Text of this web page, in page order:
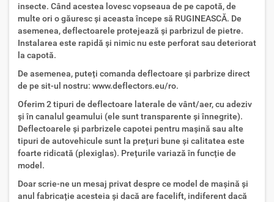
insecte. Când acestea lovesc vopseaua de pe capotă, de
multe ori o găuresc și aceasta începe să RUGINEASCĂ. De
asemenea, deflectoarele protejează și parbrizul de pietre.
Instalarea este rapidă și nimic nu este perforat sau deteriorat
la capotă.
De asemenea, puteți comanda deflectoare și parbrize direct
de pe sit-ul nostru: www.deflectors.eu/ro.
Oferim 2 tipuri de deflectoare laterale de vânt/aer, cu adeziv
și în canalul geamului (ele sunt transparente și înnegrite).
Deflectoarele și parbrizele capotei pentru mașină sau alte
tipuri de autovehicule sunt la prețuri bune și calitatea este
foarte ridicată (plexiglas). Prețurile variază în funcție de
model.
Doar scrie-ne un mesaj privat despre ce model de mașină și
anul fabricație acesteia și dacă are facelift, indiferent dacă